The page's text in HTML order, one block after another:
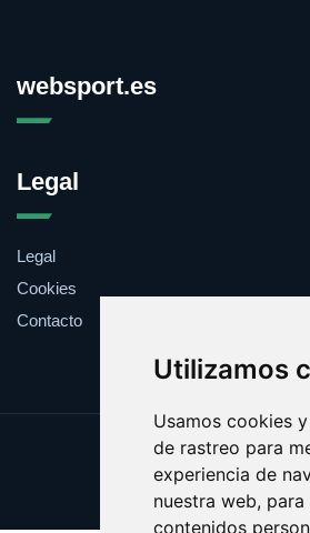
Utilizamos
Usamos cookies
de rastreo para
experiencia de
nuestra web,
contenidos
websport.es
Legal
Legal
Cookies
Contacto
Update cookies
Copyright © 2025